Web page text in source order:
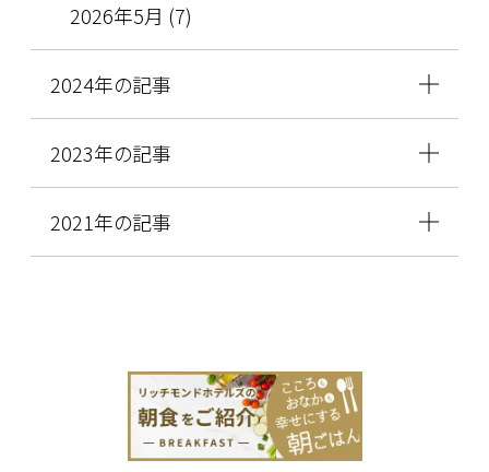
2026年5月 (7)
2024年の記事
2023年の記事
2021年の記事